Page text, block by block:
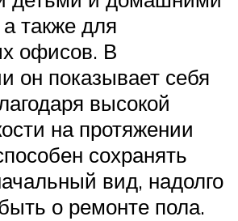
также для
офисов. В
он показывает себя
высокой
на протяжении
сохранять
вид, надолго
о ремонте пола.